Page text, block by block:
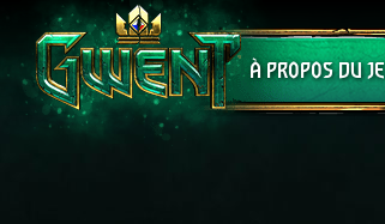
À PROPOS DU
Assistance